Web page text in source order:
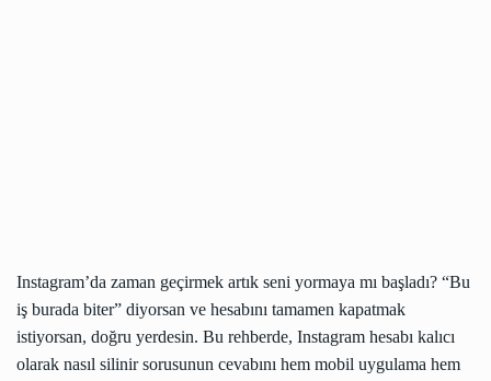
Instagram’da zaman geçirmek artık seni yormaya mı başladı? “Bu
iş burada biter” diyorsan ve hesabını tamamen kapatmak
istiyorsan, doğru yerdesin. Bu rehberde, Instagram hesabı kalıcı
olarak nasıl silinir sorusunun cevabını hem mobil uygulama hem